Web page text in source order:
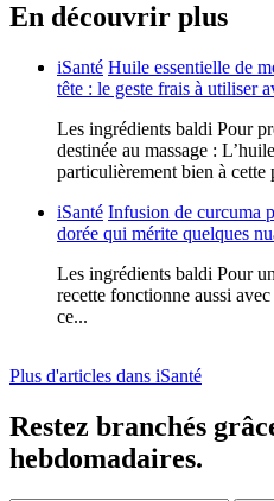
En découvrir plus
iSanté Huile essentielle de
tête : le geste frais à utiliser
Les ingrédients baldi Pour
destinée au massage :
particulièrement bien à cette
iSanté Infusion de curcuma
dorée qui mérite quelques
Les ingrédients baldi Pour
recette fonctionne aussi
ce...
Plus d'articles dans iSanté
Restez branchés
hebdomadaires.